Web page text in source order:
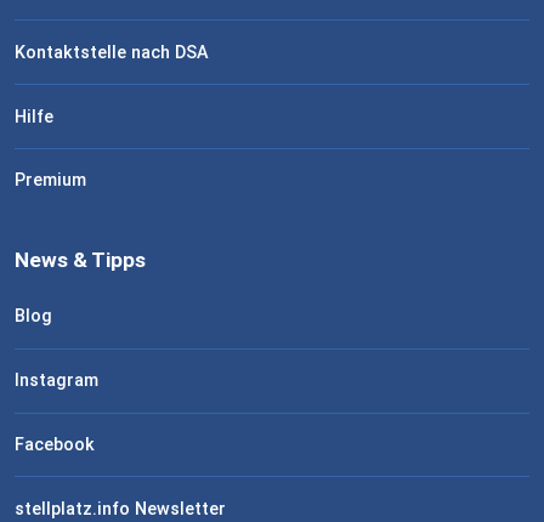
Kontaktstelle nach DSA
Hilfe
Premium
News & Tipps
Blog
Instagram
Facebook
stellplatz.info Newsletter